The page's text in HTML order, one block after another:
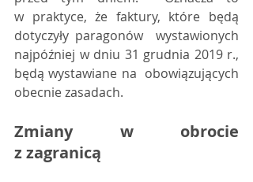
w praktyce, że faktury, które będą
dotyczyły paragonów  wystawionych
najpóźniej w dniu 31 grudnia 2019 r.,
będą wystawiane na  obowiązujących
obecnie zasadach.
Zmiany w obrocie
z zagranicą